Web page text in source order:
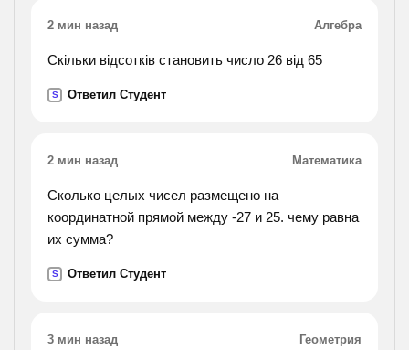
2 мин назад Алгебра
Скільки відсотків становить число 26 від 65
S Ответил Студент
2 мин назад Математика
Сколько целых чисел размещено на
координатной прямой между -27 и 25. чему равна
их сумма?
S Ответил Студент
3 мин назад Геометрия